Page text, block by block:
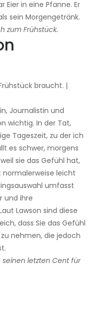
Eier in eine Pfanne. Er
sein Morgengetränk.
zum Frühstück.
braucht. |
Journalistin und
wichtig. In der Tat,
Tageszeit, zu der ich
es schwer, morgens
sie das Gefühl hat,
normalerweise leicht
umfasst
und ihre
Lawson sind diese
dass Sie das Gefühl
nehmen, die jedoch
letzten Cent für